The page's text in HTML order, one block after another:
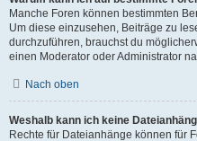
Manche Foren können bestimmten
Um diese einzusehen, Beiträge zu
durchzuführen, brauchst du
einen Moderator oder Administrator
Nach oben
Weshalb kann ich keine
Rechte für Dateianhänge können für